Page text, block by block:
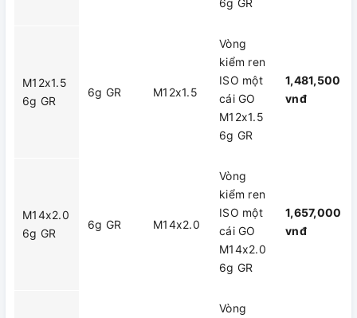
M12x1.5
6g GR
6g GR M12x1.5
Vòng
kiểm ren
ISO một
cái GO
M12x1.5
6g GR
1,481,500
vnđ
M14x2.0
6g GR
6g GR M14x2.0
Vòng
kiểm ren
ISO một
cái GO
M14x2.0
6g GR
1,657,000
vnđ
Vòng